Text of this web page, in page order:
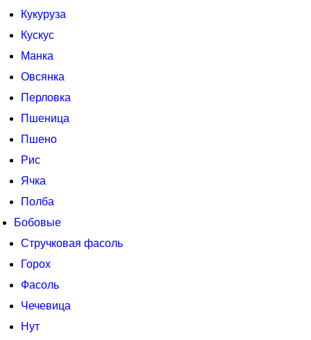
Кукуруза
Кускус
Манка
Овсянка
Перловка
Пшеница
Пшено
Рис
Ячка
Полба
Бобовые
Стручковая фасоль
Горох
Фасоль
Чечевица
Нут